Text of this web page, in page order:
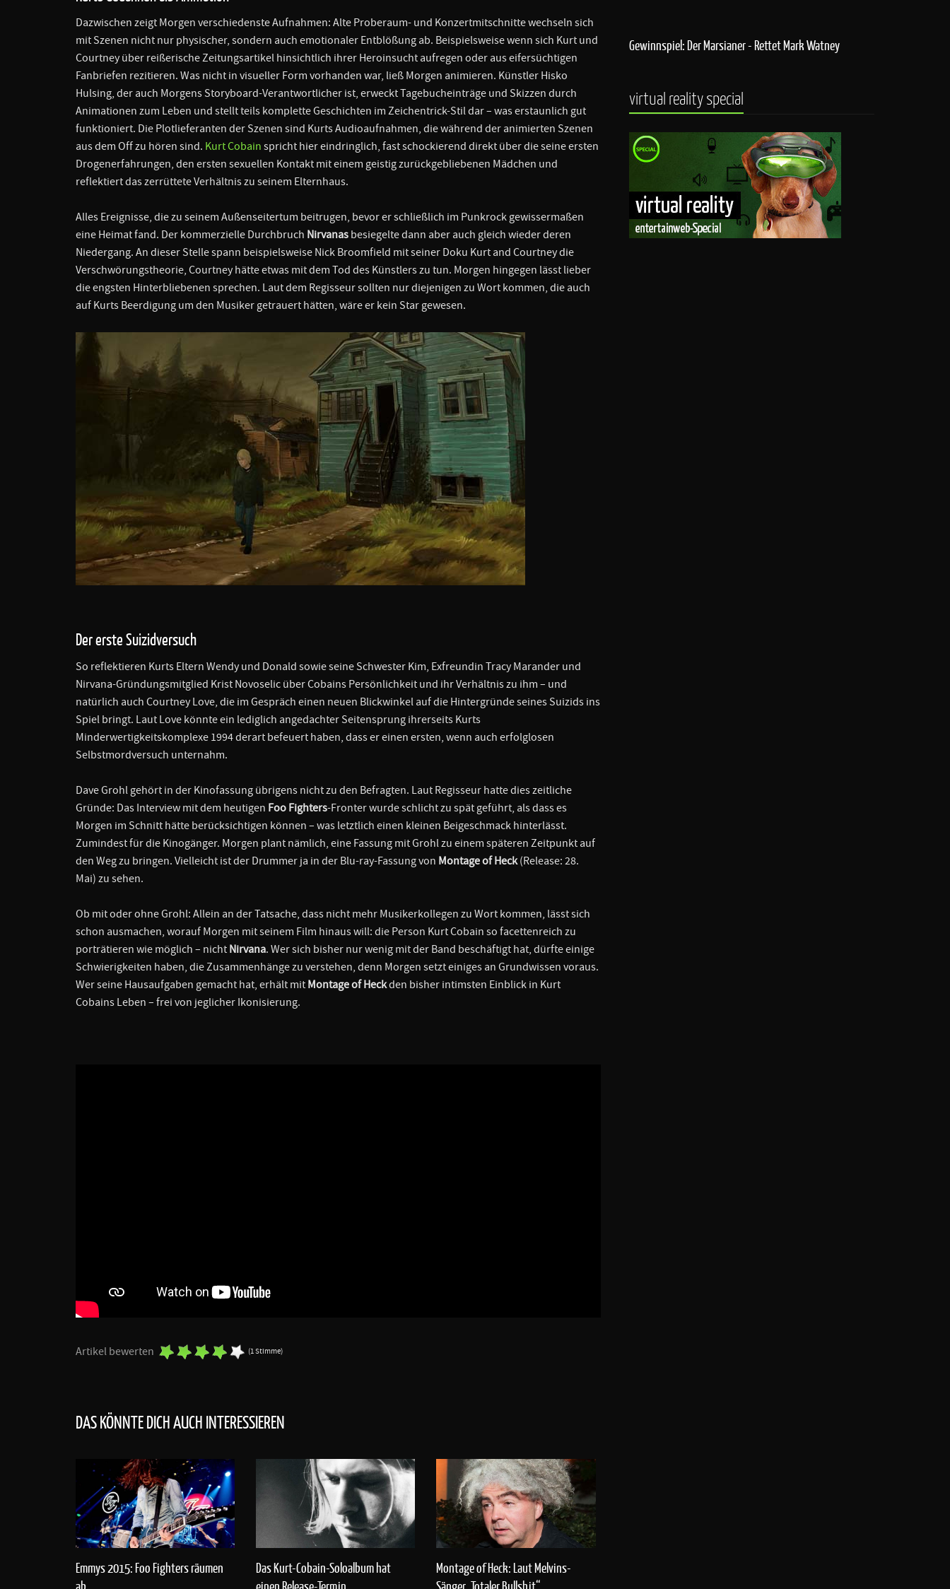
Dazwischen zeigt Morgen verschiedenste Aufnahmen: Alte Proberaum- und Konzertmitschnitte wechseln sich
mit Szenen nicht nur physischer, sondern auch emotionaler Entblößung ab. Beispielsweise wenn sich Kurt und
Courtney über reißerische Zeitungsartikel hinsichtlich ihrer Heroinsucht aufregen oder aus eifersüchtigen
Fanbriefen rezitieren. Was nicht in visueller Form vorhanden war, ließ Morgen animieren. Künstler Hisko
Hulsing, der auch Morgens Storyboard-Verantwortlicher ist, erweckt Tagebucheinträge und Skizzen durch
Animationen zum Leben und stellt teils komplette Geschichten im Zeichentrick-Stil dar – was erstaunlich gut
funktioniert. Die Plotlieferanten der Szenen sind Kurts Audioaufnahmen, die während der animierten Szenen
aus dem Off zu hören sind. Kurt Cobain spricht hier eindringlich, fast schockierend direkt über die seine ersten
Drogenerfahrungen, den ersten sexuellen Kontakt mit einem geistig zurückgebliebenen Mädchen und
reflektiert das zerrüttete Verhältnis zu seinem Elternhaus.
Alles Ereignisse, die zu seinem Außenseitertum beitrugen, bevor er schließlich im Punkrock gewissermaßen
eine Heimat fand. Der kommerzielle Durchbruch Nirvanas besiegelte dann aber auch gleich wieder deren
Niedergang. An dieser Stelle spann beispielsweise Nick Broomfield mit seiner Doku Kurt and Courtney die
Verschwörungstheorie, Courtney hätte etwas mit dem Tod des Künstlers zu tun. Morgen hingegen lässt lieber
die engsten Hinterbliebenen sprechen. Laut dem Regisseur sollten nur diejenigen zu Wort kommen, die auch
auf Kurts Beerdigung um den Musiker getrauert hätten, wäre er kein Star gewesen.
Der erste Suizidversuch
So reflektieren Kurts Eltern Wendy und Donald sowie seine Schwester Kim, Exfreundin Tracy Marander und
Nirvana-Gründungsmitglied Krist Novoselic über Cobains Persönlichkeit und ihr Verhältnis zu ihm – und
natürlich auch Courtney Love, die im Gespräch einen neuen Blickwinkel auf die Hintergründe seines Suizids ins
Spiel bringt. Laut Love könnte ein lediglich angedachter Seitensprung ihrerseits Kurts
Minderwertigkeitskomplexe 1994 derart befeuert haben, dass er einen ersten, wenn auch erfolglosen
Selbstmordversuch unternahm.
Dave Grohl gehört in der Kinofassung übrigens nicht zu den Befragten. Laut Regisseur hatte dies zeitliche
Gründe: Das Interview mit dem heutigen Foo Fighters-Fronter wurde schlicht zu spät geführt, als dass es
Morgen im Schnitt hätte berücksichtigen können – was letztlich einen kleinen Beigeschmack hinterlässt.
Zumindest für die Kinogänger. Morgen plant nämlich, eine Fassung mit Grohl zu einem späteren Zeitpunkt auf
den Weg zu bringen. Vielleicht ist der Drummer ja in der Blu-ray-Fassung von Montage of Heck(Release: 28.
Mai) zu sehen.
Ob mit oder ohne Grohl: Allein an der Tatsache, dass nicht mehr Musikerkollegen zu Wort kommen, lässt sich
schon ausmachen, worauf Morgen mit seinem Film hinaus will: die Person Kurt Cobain so facettenreich zu
porträtieren wie möglich – nicht Nirvana. Wer sich bisher nur wenig mit der Band beschäftigt hat, dürfte einige
Schwierigkeiten haben, die Zusammenhänge zu verstehen, denn Morgen setzt einiges an Grundwissen voraus.
Wer seine Hausaufgaben gemacht hat, erhält mit Montage of Heckden bisher intimsten Einblick in Kurt
Cobains Leben – frei von jeglicher Ikonisierung.
Artikel bewerten (1 Stimme)
DAS KÖNNTE DICH AUCH INTERESSIEREN
Emmys 2015: Foo Fighters räumen
Das Kurt-Cobain-Soloalbum hat
Montage of Heck: Laut Melvins-
Gewinnspiel: Der Marsianer - Rettet Mark Watney
virtual reality special